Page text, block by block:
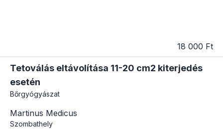
18 000 Ft
Tetoválás eltávolítása 11-20 cm2 kiterjedés
esetén
Bőrgyógyászat
Martinus Medicus
Szombathely